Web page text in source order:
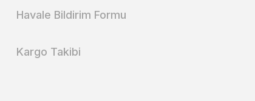
Havale Bildirim Formu
Kargo Takibi